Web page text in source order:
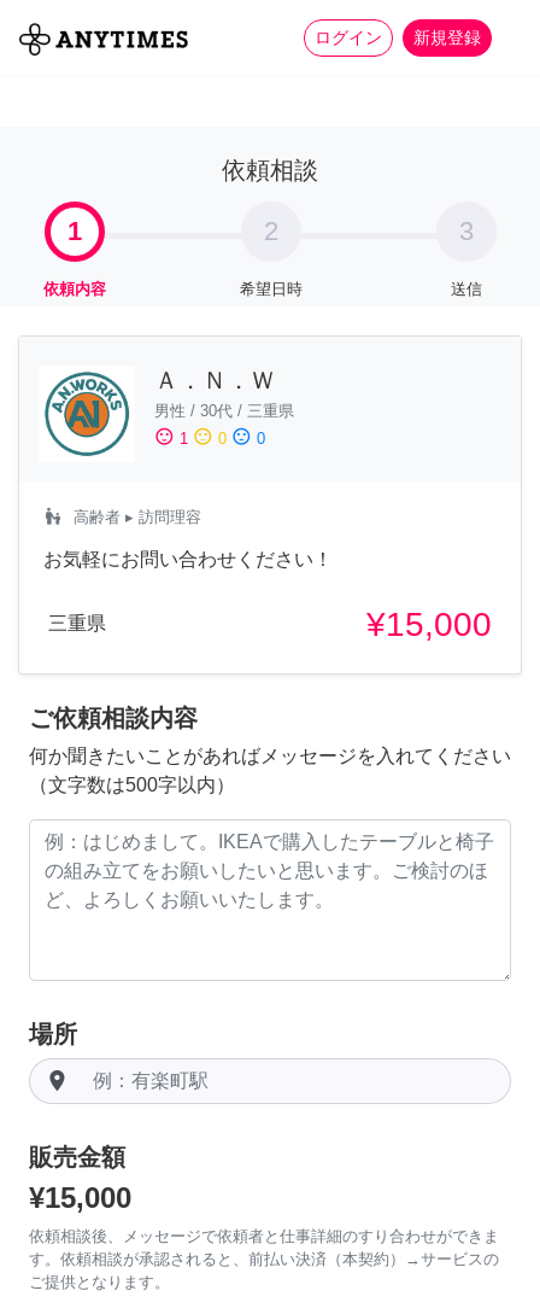
ログイン 新規登録
全て 家事 more_horiz
依頼相談
1
依頼内容
2
希望日時
3
送信
Ａ．Ｎ．Ｗ
男性 / 30代 / 三重県
sentiment_satisfied 1 sentiment_neutral 0 sentiment_dissatisfied 0
escalator_warning 高齢者 ▸ 訪問理容
お気軽にお問い合わせください！
三重県 ¥15,000
ご依頼相談内容
何か聞きたいことがあればメッセージを入れてください
（文字数は500字以内）
場所
room
販売金額
¥15,000
依頼相談後、メッセージで依頼者と仕事詳細のすり合わせができま
す。依頼相談が承認されると、前払い決済（本契約）→サービスの
ご提供となります。